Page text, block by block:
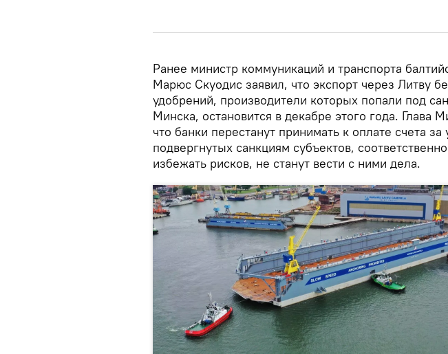
Ранее министр коммуникаций и транспорта
Марюс Скуодис заявил, что экспорт через Литву
удобрений, производители которых попали под
Минска, остановится в декабре этого года. Глава
что банки перестанут принимать к оплате счета
подвергнутых санкциям субъектов,
избежать рисков, не станут вести с ними дела.